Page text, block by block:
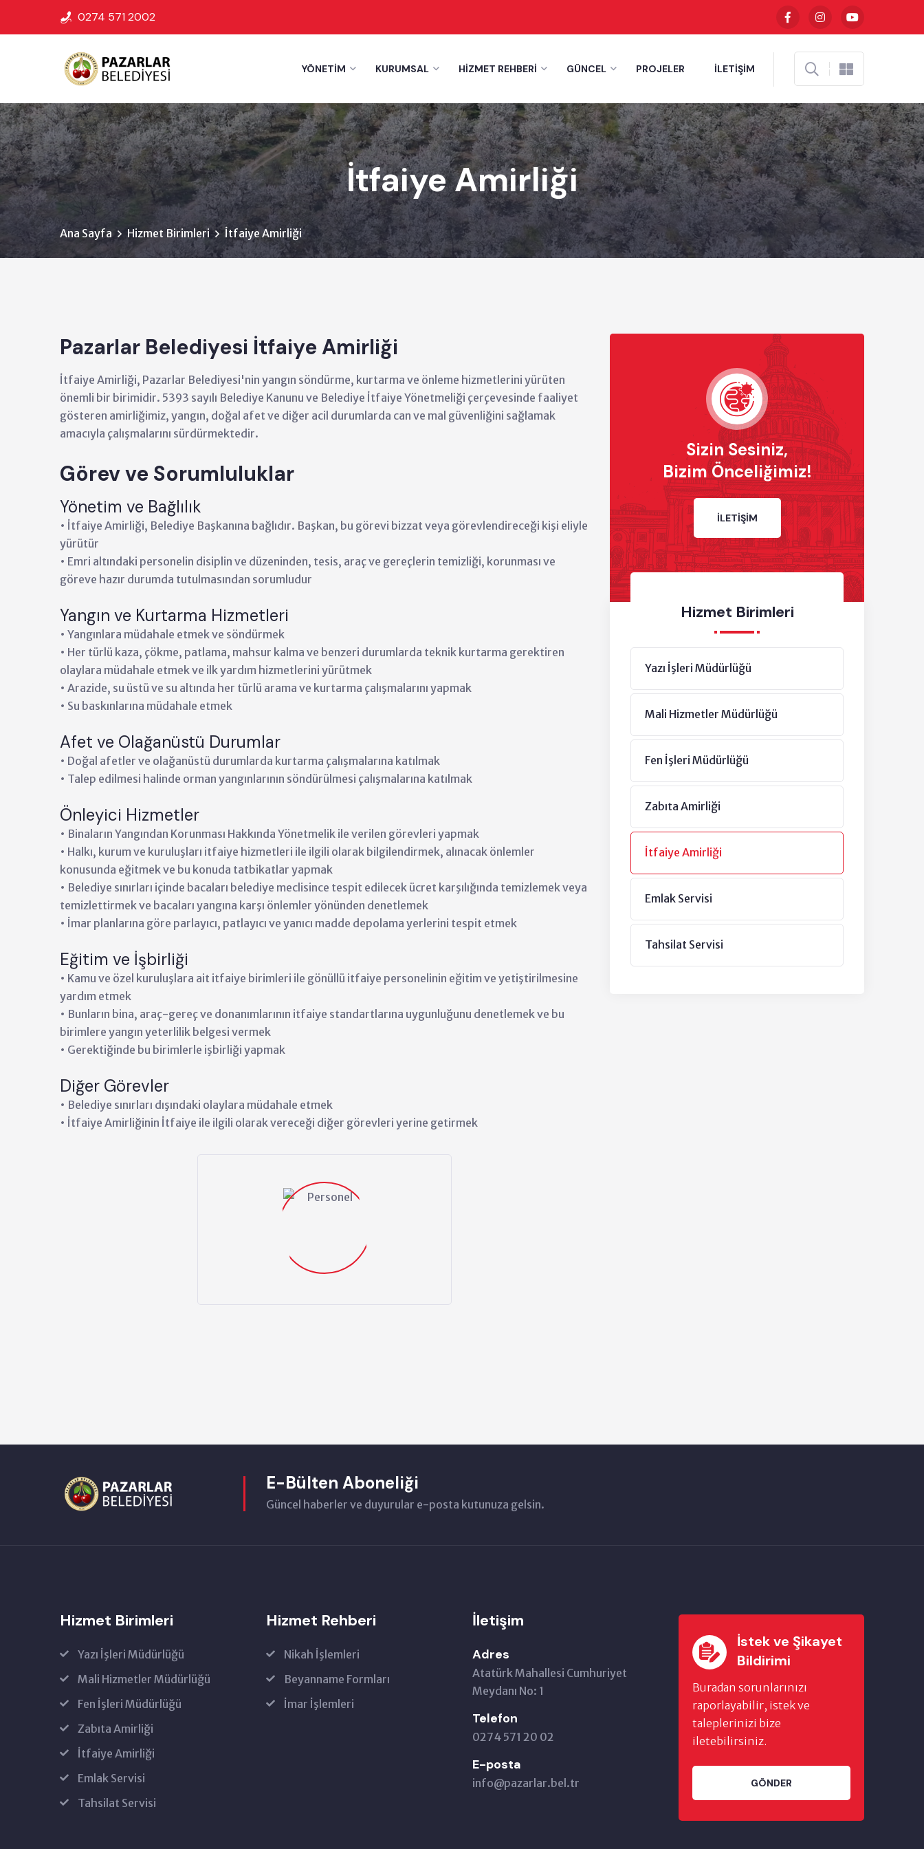
0274 571 2002
YÖNETİM KURUMSAL HİZMET REHBERİ GÜNCEL PROJELER İLETİŞİM
İtfaiye Amirliği
Ana Sayfa Hizmet Birimleri İtfaiye Amirliği
Pazarlar Belediyesi İtfaiye Amirliği
İtfaiye Amirliği, Pazarlar Belediyesi'nin yangın söndürme, kurtarma ve önleme hizmetlerini yürüten
önemli bir birimidir. 5393 sayılı Belediye Kanunu ve Belediye İtfaiye Yönetmeliği çerçevesinde faaliyet
gösteren amirliğimiz, yangın, doğal afet ve diğer acil durumlarda can ve mal güvenliğini sağlamak
amacıyla çalışmalarını sürdürmektedir.
Görev ve Sorumluluklar
Yönetim ve Bağlılık
• İtfaiye Amirliği, Belediye Başkanına bağlıdır. Başkan, bu görevi bizzat veya görevlendireceği kişi eliyle
yürütür
• Emri altındaki personelin disiplin ve düzeninden, tesis, araç ve gereçlerin temizliği, korunması ve
göreve hazır durumda tutulmasından sorumludur
Yangın ve Kurtarma Hizmetleri
• Yangınlara müdahale etmek ve söndürmek
• Her türlü kaza, çökme, patlama, mahsur kalma ve benzeri durumlarda teknik kurtarma gerektiren
olaylara müdahale etmek ve ilk yardım hizmetlerini yürütmek
• Arazide, su üstü ve su altında her türlü arama ve kurtarma çalışmalarını yapmak
• Su baskınlarına müdahale etmek
Afet ve Olağanüstü Durumlar
• Doğal afetler ve olağanüstü durumlarda kurtarma çalışmalarına katılmak
• Talep edilmesi halinde orman yangınlarının söndürülmesi çalışmalarına katılmak
Önleyici Hizmetler
• Binaların Yangından Korunması Hakkında Yönetmelik ile verilen görevleri yapmak
• Halkı, kurum ve kuruluşları itfaiye hizmetleri ile ilgili olarak bilgilendirmek, alınacak önlemler
konusunda eğitmek ve bu konuda tatbikatlar yapmak
• Belediye sınırları içinde bacaları belediye meclisince tespit edilecek ücret karşılığında temizlemek veya
temizlettirmek ve bacaları yangına karşı önlemler yönünden denetlemek
• İmar planlarına göre parlayıcı, patlayıcı ve yanıcı madde depolama yerlerini tespit etmek
Eğitim ve İşbirliği
• Kamu ve özel kuruluşlara ait itfaiye birimleri ile gönüllü itfaiye personelinin eğitim ve yetiştirilmesine
yardım etmek
• Bunların bina, araç-gereç ve donanımlarının itfaiye standartlarına uygunluğunu denetlemek ve bu
birimlere yangın yeterlilik belgesi vermek
• Gerektiğinde bu birimlerle işbirliği yapmak
Diğer Görevler
• Belediye sınırları dışındaki olaylara müdahale etmek
• İtfaiye Amirliğinin İtfaiye ile ilgili olarak vereceği diğer görevleri yerine getirmek
Sizin Sesiniz,
Bizim Önceliğimiz!
İLETIŞIM
Hizmet Birimleri
Yazı İşleri Müdürlüğü
Mali Hizmetler Müdürlüğü
Fen İşleri Müdürlüğü
Zabıta Amirliği
İtfaiye Amirliği
Emlak Servisi
Tahsilat Servisi
E-Bülten Aboneliği
Güncel haberler ve duyurular e-posta kutunuza gelsin.
Hizmet Birimleri
Yazı İşleri Müdürlüğü
Mali Hizmetler Müdürlüğü
Fen İşleri Müdürlüğü
Zabıta Amirliği
İtfaiye Amirliği
Emlak Servisi
Tahsilat Servisi
Hizmet Rehberi
Nikah İşlemleri
Beyanname Formları
İmar İşlemleri
İletişim
Adres
Atatürk Mahallesi Cumhuriyet
Meydanı No: 1
Telefon
0274 571 20 02
E-posta
info@pazarlar.bel.tr
İstek ve Şikayet
Bildirimi
Buradan sorunlarınızı
raporlayabilir, istek ve
taleplerinizi bize
iletebilirsiniz.
GÖNDER